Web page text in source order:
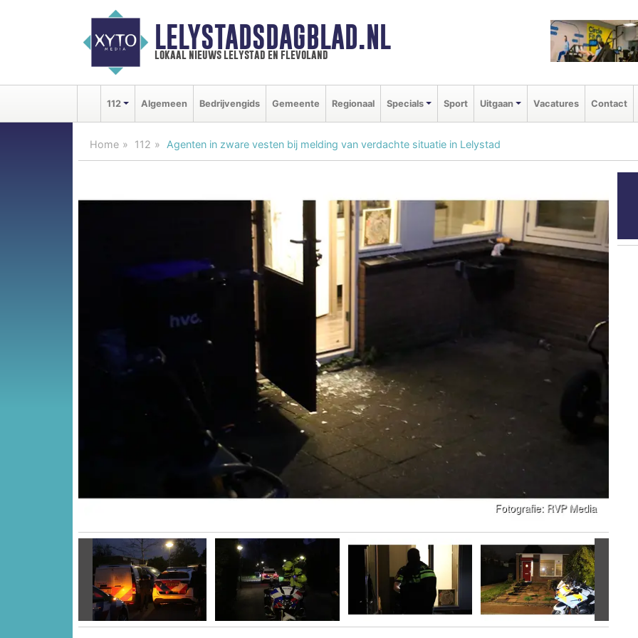
LELYSTADSDAGBLAD.NL
lokaal nieuws lelystad en flevoland
112 Algemeen Bedrijvengids Gemeente Regionaal Specials Sport Uitgaan Vacatures Contact
Home 112 Agenten in zware vesten bij melding van verdachte situatie in Lelystad
Vorige